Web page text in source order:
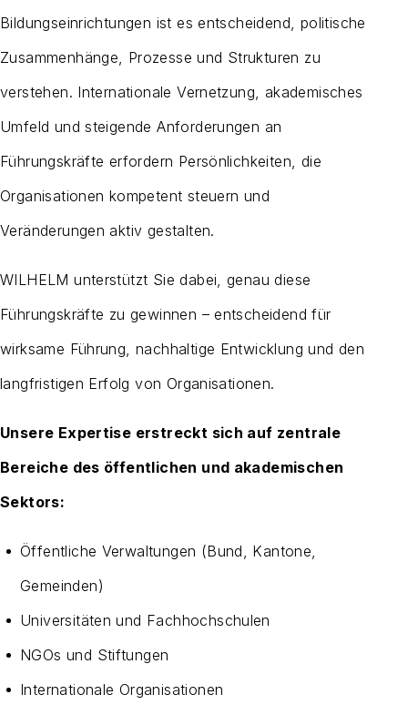
Bildungseinrichtungen ist es entscheidend, politische
Zusammenhänge, Prozesse und Strukturen zu
verstehen. Internationale Vernetzung, akademisches
Umfeld und steigende Anforderungen an
Führungskräfte erfordern Persönlichkeiten, die
Organisationen kompetent steuern und
Veränderungen aktiv gestalten.
WILHELM unterstützt Sie dabei, genau diese
Führungskräfte zu gewinnen – entscheidend für
wirksame Führung, nachhaltige Entwicklung und den
langfristigen Erfolg von Organisationen.
Unsere Expertise erstreckt sich auf zentrale
Bereiche des öffentlichen und akademischen
Sektors:
Öffentliche Verwaltungen (Bund, Kantone,
Gemeinden)
Universitäten und Fachhochschulen
NGOs und Stiftungen
Internationale Organisationen